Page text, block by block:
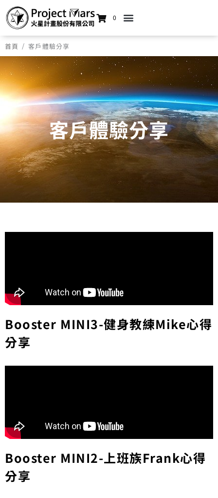
0
首頁 / 客戶體驗分享
客戶體驗分享
Booster MINI3-健身教練Mike心得
分享
Booster MINI2-上班族Frank心得
分享